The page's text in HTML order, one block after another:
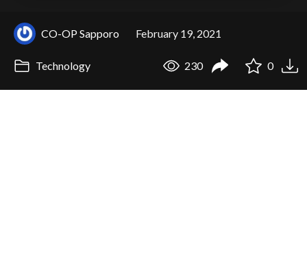
CO-OP Sapporo February 19, 2021
Technology 230 0